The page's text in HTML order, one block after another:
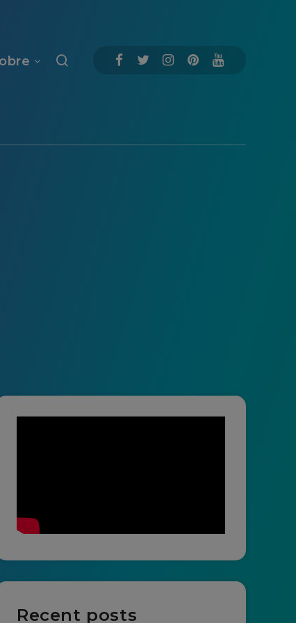
Recent posts